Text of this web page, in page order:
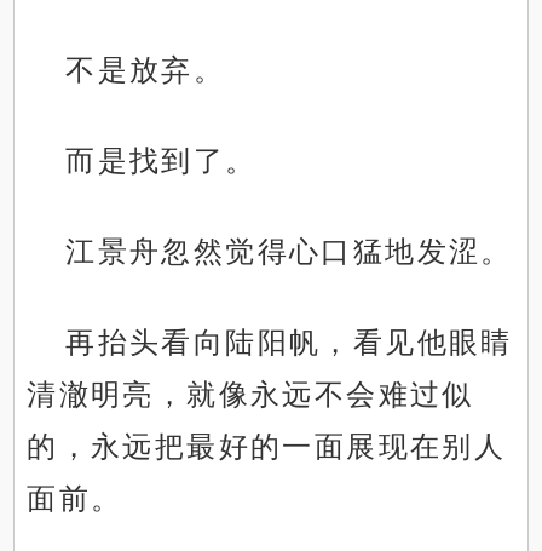
不是放弃。
而是找到了。
江景舟忽然觉得心口猛地发涩。
再抬头看向陆阳帆，看见他眼睛
清澈明亮，就像永远不会难过似
的，永远把最好的一面展现在别人
面前。